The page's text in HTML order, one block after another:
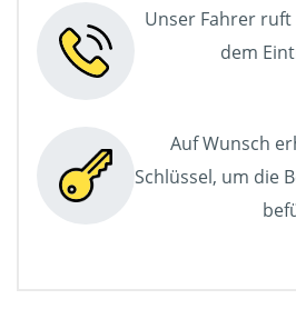
Unser Fahrer
dem
Auf Wunsch
Schlüssel, um die